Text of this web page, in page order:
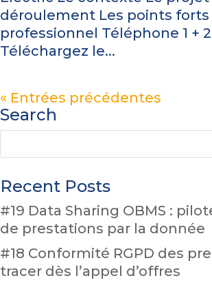
déroulement Les points forts
professionnel Téléphone 1 + 2
Téléchargez le...
« Entrées précédentes
Search
Recent Posts
#19 Data Sharing OBMS :
de prestations par la donnée
#18 Conformité RGPD des
tracer dès l’appel d’offres